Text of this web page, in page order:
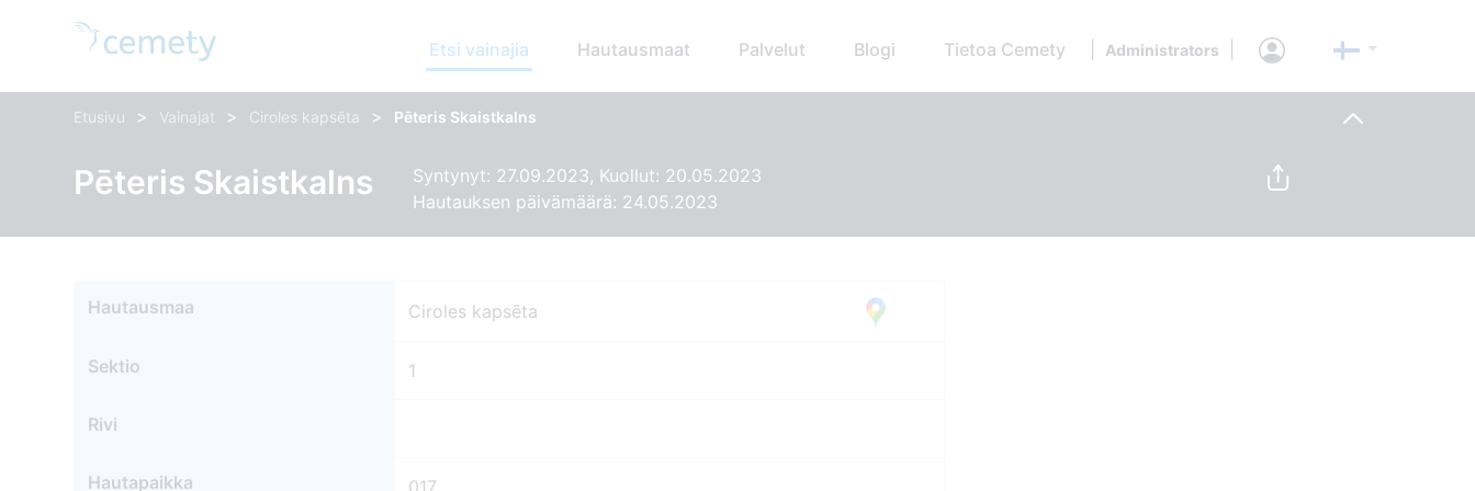
Etsi vainajia Hautausmaat Palvelut Blogi Tietoa Cemety Administrators
Etusivu > Vainajat > Ciroles kapsēta > Pēteris Skaistkalns
Pēteris Skaistkalns
Syntynyt: 27.09.2023, Kuollut: 20.05.2023
Hautauksen päivämäärä: 24.05.2023
Hautausmaa Ciroles kapsēta
Sektio 1
Rivi
Hautapaikka